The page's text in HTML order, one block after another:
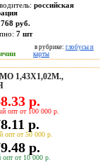
российская
руб.
7 шт
в рубрике: глобусы и
карты
1,43Х1,02М.,
р.
опт от 100 000 р.
р.
опт от 50 000 р.
р.
опт от 10 000 р.